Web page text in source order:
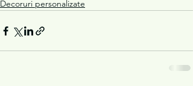
Decoruri personalizate